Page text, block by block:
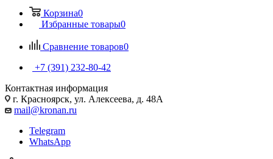
Корзина0
Избранные товары0
Сравнение товаров0
+7 (391) 232-80-42
Контактная информация
г. Красноярск, ул. Алексеева, д. 48А
mail@kronan.ru
Telegram
WhatsApp